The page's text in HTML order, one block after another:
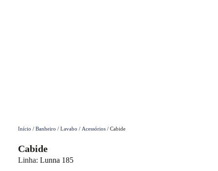
Início / Banheiro / Lavabo / Acessórios/ Cabide
Cabide
Linha: Lunna 185